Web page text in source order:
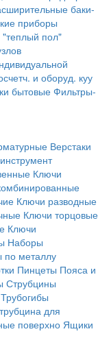
баки-
приборы
пол"
и оборуд. куу
бытовые Фильтры-
Верстаки
Ключи
Ключи разводные
Ключи торцовые
Ключи
Наборы
металлу
Пинцеты Пояса и
Струбцины
Трубогибы
для
поверхно Ящики